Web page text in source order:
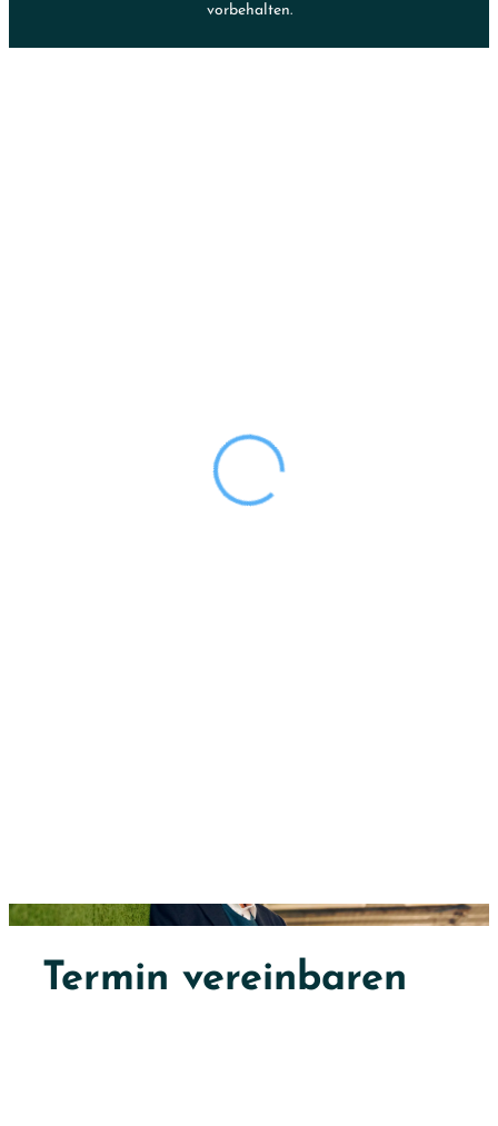
vorbehalten.
Termin vereinbaren